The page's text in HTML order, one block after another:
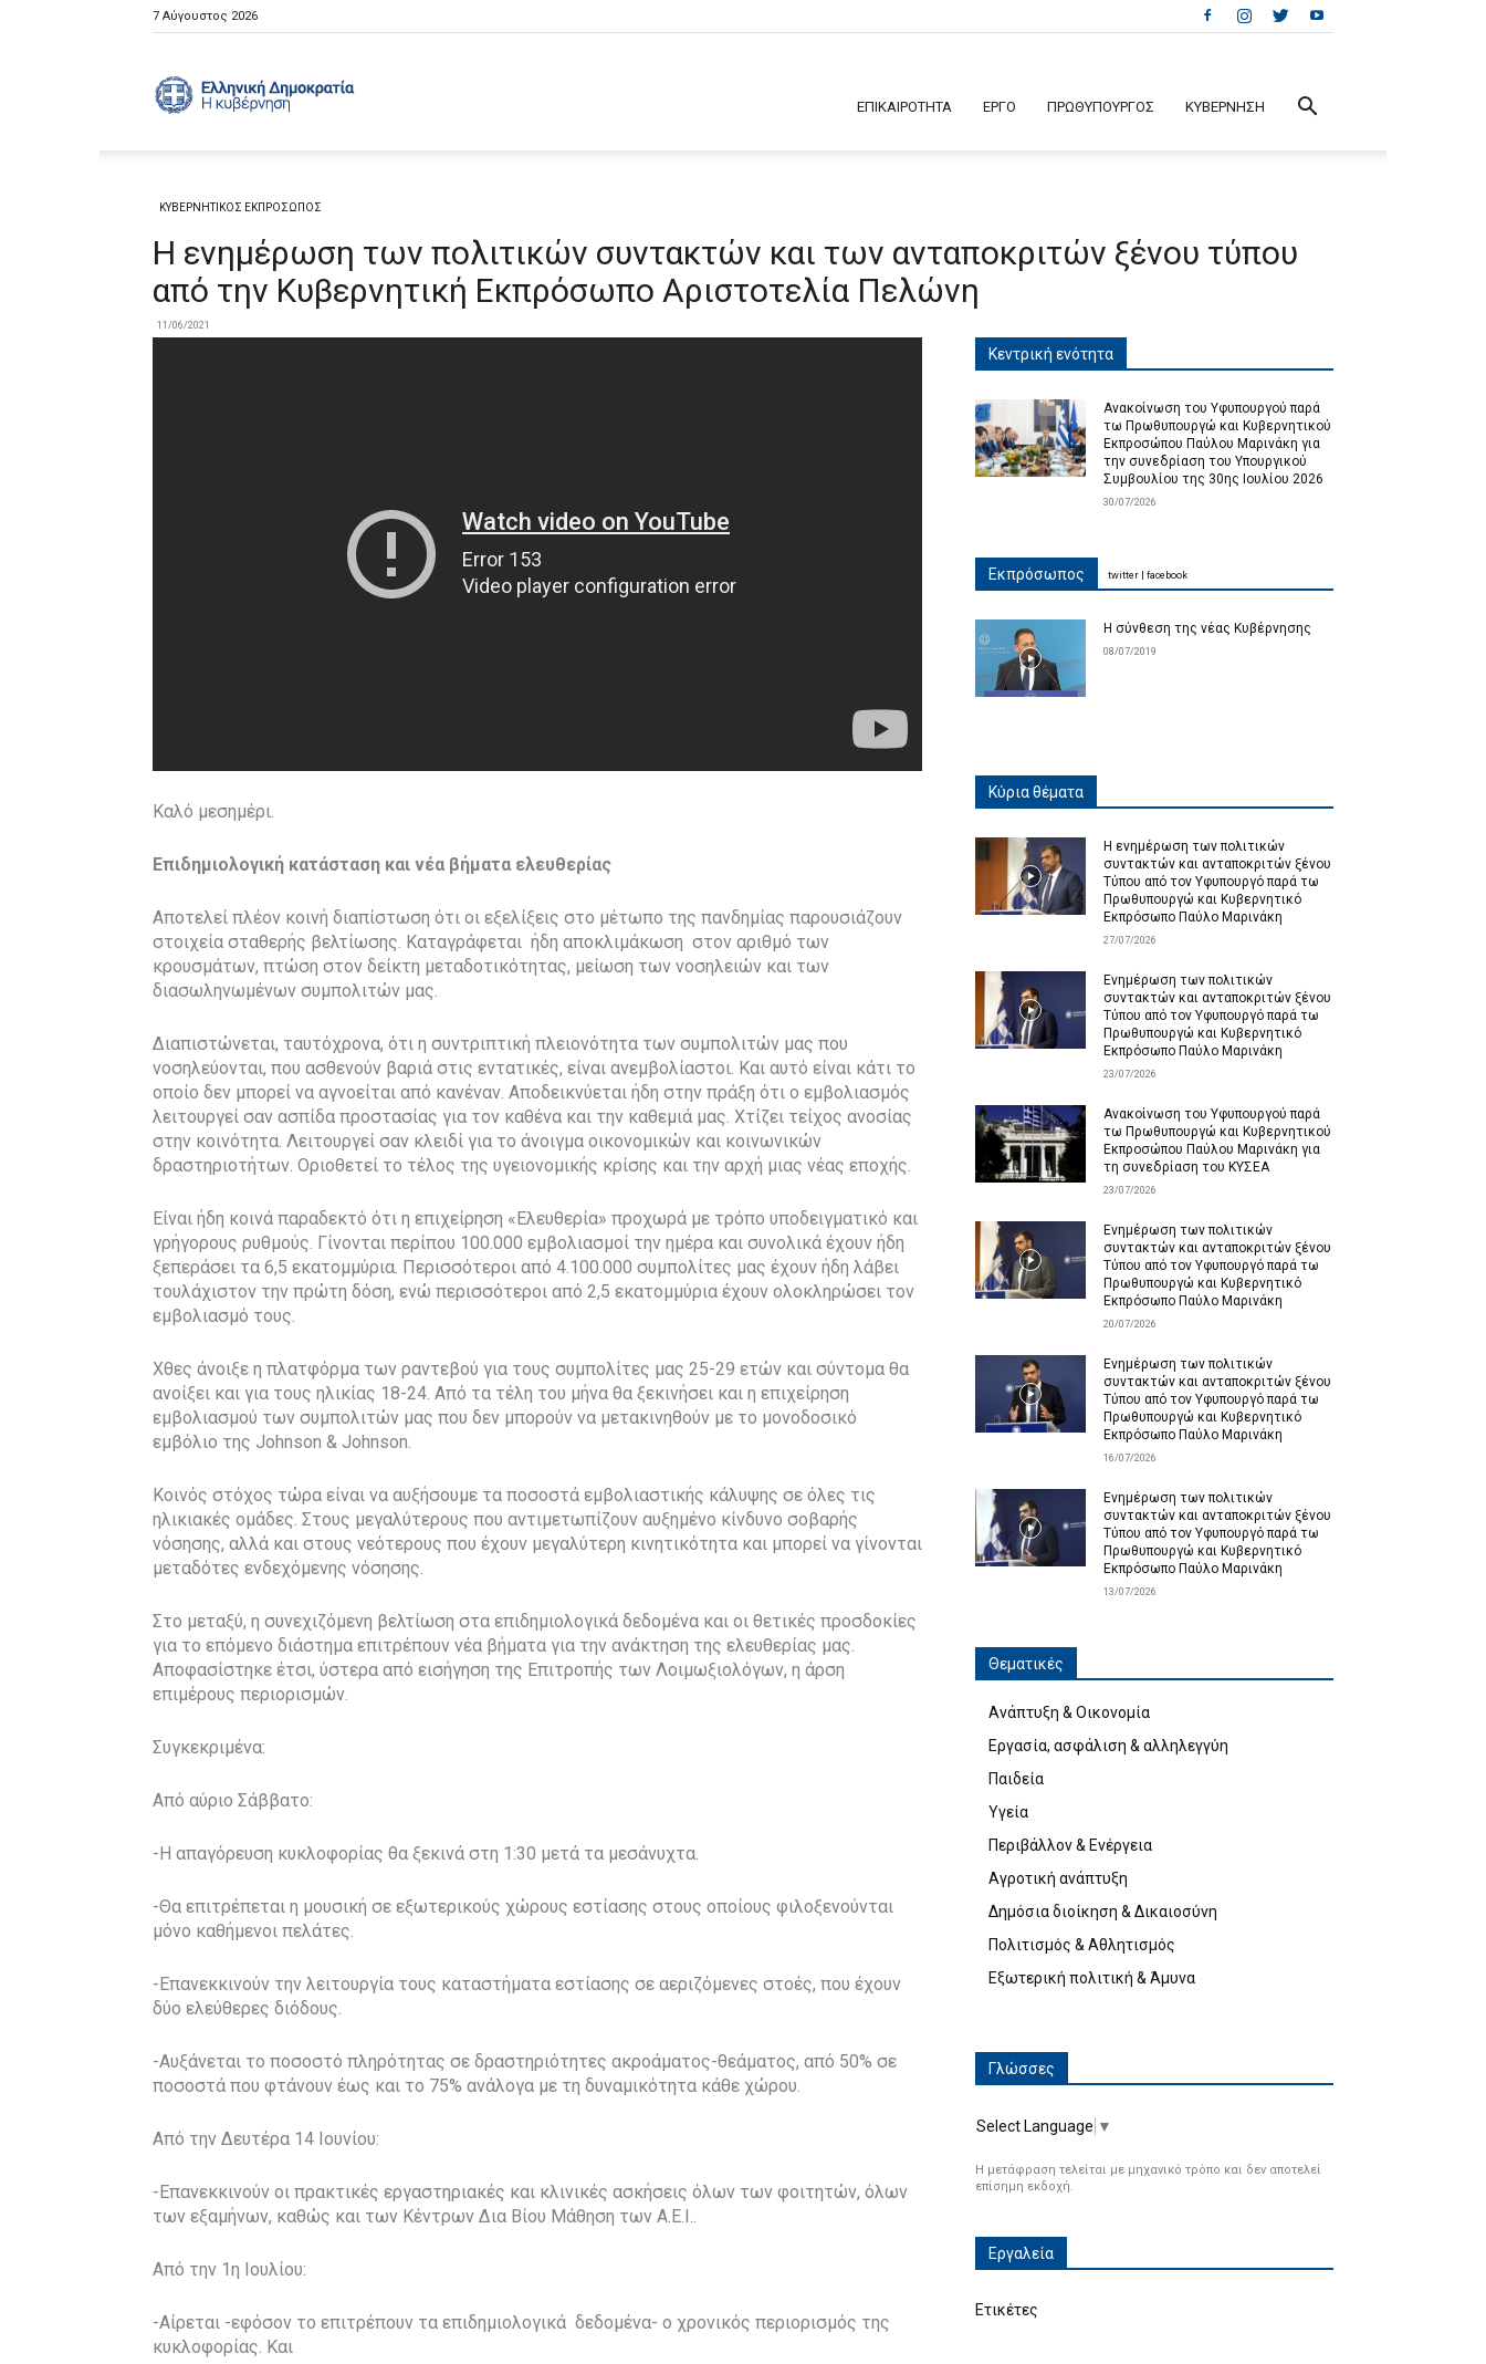
7 Αύγουστος 2026
ΕΠΙΚΑΙΡΟΤΗΤΑ ΕΡΓΟ ΠΡΩΘΥΠΟΥΡΓΟΣ ΚΥΒΕΡΝΗΣΗ
ΚΥΒΕΡΝΗΤΙΚΟΣ ΕΚΠΡΟΣΩΠΟΣ
Η ενημέρωση των πολιτικών συντακτών και των ανταποκριτών ξένου τύπου
από την Κυβερνητική Εκπρόσωπο Αριστοτελία Πελώνη
11/06/2021
Καλό μεσημέρι.
Επιδημιολογική κατάσταση και νέα βήματα ελευθερίας
Αποτελεί πλέον κοινή διαπίστωση ότι οι εξελίξεις στο μέτωπο της πανδημίας παρουσιάζουν
στοιχεία σταθερής βελτίωσης. Καταγράφεται ήδη αποκλιμάκωση στον αριθμό των
κρουσμάτων, πτώση στον δείκτη μεταδοτικότητας, μείωση των νοσηλειών και των
διασωληνωμένων συμπολιτών μας.
Διαπιστώνεται, ταυτόχρονα, ότι η συντριπτική πλειονότητα των συμπολιτών μας που
νοσηλεύονται, που ασθενούν βαριά στις εντατικές, είναι ανεμβολίαστοι. Και αυτό είναι κάτι το
οποίο δεν μπορεί να αγνοείται από κανέναν. Αποδεικνύεται ήδη στην πράξη ότι ο εμβολιασμός
λειτουργεί σαν ασπίδα προστασίας για τον καθένα και την καθεμιά μας. Χτίζει τείχος ανοσίας
στην κοινότητα. Λειτουργεί σαν κλειδί για το άνοιγμα οικονομικών και κοινωνικών
δραστηριοτήτων. Οριοθετεί το τέλος της υγειονομικής κρίσης και την αρχή μιας νέας εποχής.
Είναι ήδη κοινά παραδεκτό ότι η επιχείρηση «Ελευθερία» προχωρά με τρόπο υποδειγματικό και
γρήγορους ρυθμούς. Γίνονται περίπου 100.000 εμβολιασμοί την ημέρα και συνολικά έχουν ήδη
ξεπεράσει τα 6,5 εκατομμύρια. Περισσότεροι από 4.100.000 συμπολίτες μας έχουν ήδη λάβει
τουλάχιστον την πρώτη δόση, ενώ περισσότεροι από 2,5 εκατομμύρια έχουν ολοκληρώσει τον
εμβολιασμό τους.
Χθες άνοιξε η πλατφόρμα των ραντεβού για τους συμπολίτες μας 25-29 ετών και σύντομα θα
ανοίξει και για τους ηλικίας 18-24. Από τα τέλη του μήνα θα ξεκινήσει και η επιχείρηση
εμβολιασμού των συμπολιτών μας που δεν μπορούν να μετακινηθούν με το μονοδοσικό
εμβόλιο της Johnson & Johnson.
Κοινός στόχος τώρα είναι να αυξήσουμε τα ποσοστά εμβολιαστικής κάλυψης σε όλες τις
ηλικιακές ομάδες. Στους μεγαλύτερους που αντιμετωπίζουν αυξημένο κίνδυνο σοβαρής
νόσησης, αλλά και στους νεότερους που έχουν μεγαλύτερη κινητικότητα και μπορεί να γίνονται
μεταδότες ενδεχόμενης νόσησης.
Στο μεταξύ, η συνεχιζόμενη βελτίωση στα επιδημιολογικά δεδομένα και οι θετικές προσδοκίες
για το επόμενο διάστημα επιτρέπουν νέα βήματα για την ανάκτηση της ελευθερίας μας.
Αποφασίστηκε έτσι, ύστερα από εισήγηση της Επιτροπής των Λοιμωξιολόγων, η άρση
επιμέρους περιορισμών.
Συγκεκριμένα:
Από αύριο Σάββατο:
-Η απαγόρευση κυκλοφορίας θα ξεκινά στη 1:30 μετά τα μεσάνυχτα.
-Θα επιτρέπεται η μουσική σε εξωτερικούς χώρους εστίασης στους οποίους φιλοξενούνται
μόνο καθήμενοι πελάτες.
-Επανεκκινούν την λειτουργία τους καταστήματα εστίασης σε αεριζόμενες στοές, που έχουν
δύο ελεύθερες διόδους.
-Αυξάνεται το ποσοστό πληρότητας σε δραστηριότητες ακροάματος-θεάματος, από 50% σε
ποσοστά που φτάνουν έως και το 75% ανάλογα με τη δυναμικότητα κάθε χώρου.
Από την Δευτέρα 14 Ιουνίου:
-Επανεκκινούν οι πρακτικές εργαστηριακές και κλινικές ασκήσεις όλων των φοιτητών, όλων
των εξαμήνων, καθώς και των Κέντρων Δια Βίου Μάθηση των Α.Ε.Ι..
Από την 1η Ιουλίου:
-Αίρεται -εφόσον το επιτρέπουν τα επιδημιολογικά δεδομένα- ο χρονικός περιορισμός της
κυκλοφορίας. Και
Κεντρική ενότητα
Ανακοίνωση του Υφυπουργού παρά
τω Πρωθυπουργώ και Κυβερνητικού
Εκπροσώπου Παύλου Μαρινάκη για
την συνεδρίαση του Υπουργικού
Συμβουλίου της 30ης Ιουλίου 2026
30/07/2026
Εκπρόσωπος
Η σύνθεση της νέας Κυβέρνησης
08/07/2019
twitter facebook
Κύρια θέματα
Η ενημέρωση των πολιτικών
συντακτών και ανταποκριτών ξένου
Τύπου από τον Υφυπουργό παρά τω
Πρωθυπουργώ και Κυβερνητικό
Εκπρόσωπο Παύλο Μαρινάκη
27/07/2026
Ενημέρωση των πολιτικών
συντακτών και ανταποκριτών ξένου
Τύπου από τον Υφυπουργό παρά τω
Πρωθυπουργώ και Κυβερνητικό
Εκπρόσωπο Παύλο Μαρινάκη
23/07/2026
Ανακοίνωση του Υφυπουργού παρά
τω Πρωθυπουργώ και Κυβερνητικού
Εκπροσώπου Παύλου Μαρινάκη για
τη συνεδρίαση του ΚΥΣΕΑ
23/07/2026
Ενημέρωση των πολιτικών
συντακτών και ανταποκριτών ξένου
Τύπου από τον Υφυπουργό παρά τω
Πρωθυπουργώ και Κυβερνητικό
Εκπρόσωπο Παύλο Μαρινάκη
20/07/2026
Ενημέρωση των πολιτικών
συντακτών και ανταποκριτών ξένου
Τύπου από τον Υφυπουργό παρά τω
Πρωθυπουργώ και Κυβερνητικό
Εκπρόσωπο Παύλο Μαρινάκη
16/07/2026
Ενημέρωση των πολιτικών
συντακτών και ανταποκριτών ξένου
Τύπου από τον Υφυπουργό παρά τω
Πρωθυπουργώ και Κυβερνητικό
Εκπρόσωπο Παύλο Μαρινάκη
13/07/2026
Θεματικές
Ανάπτυξη & Οικονομία
Εργασία, ασφάλιση & αλληλεγγύη
Παιδεία
Υγεία
Περιβάλλον & Ενέργεια
Αγροτική ανάπτυξη
Δημόσια διοίκηση & Δικαιοσύνη
Πολιτισμός & Αθλητισμός
Εξωτερική πολιτική & Άμυνα
Γλώσσες
Select Language ▼
Η μετάφραση τελείται με μηχανικό τρόπο και δεν αποτελεί
επίσημη εκδοχή.
Εργαλεία
Ετικέτες